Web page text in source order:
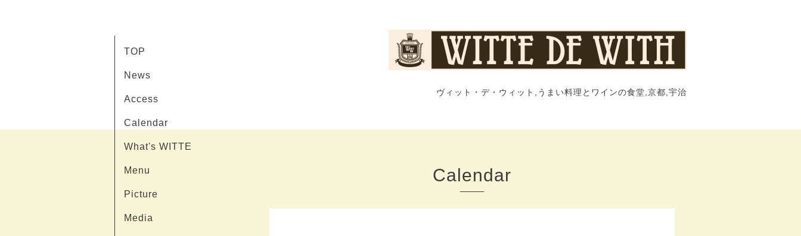
ヴィット・デ・ウィット,うまい料理とワインの食堂,京都,宇治
TOP
News
Access
Calendar
What's WITTE
Menu
Picture
Media
Calendar